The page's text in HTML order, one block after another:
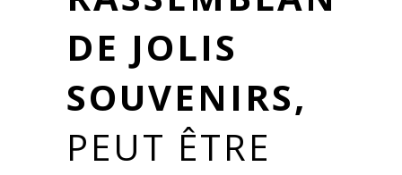
DE JOLIS
SOUVENIRS,
PEUT ÊTRE